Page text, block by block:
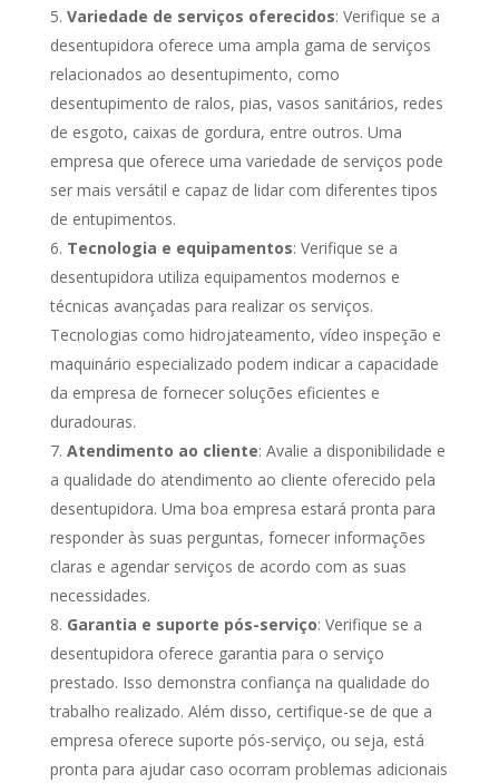
Variedade de serviços oferecidos: Verifique se a
desentupidora oferece uma ampla gama de serviços
relacionados ao desentupimento, como
desentupimento de ralos, pias, vasos sanitários, redes
de esgoto, caixas de gordura, entre outros. Uma
empresa que oferece uma variedade de serviços pode
ser mais versátil e capaz de lidar com diferentes tipos
de entupimentos.
Tecnologia e equipamentos: Verifique se a
desentupidora utiliza equipamentos modernos e
técnicas avançadas para realizar os serviços.
Tecnologias como hidrojateamento, vídeo inspeção e
maquinário especializado podem indicar a capacidade
da empresa de fornecer soluções eficientes e
duradouras.
Atendimento ao cliente: Avalie a disponibilidade e
a qualidade do atendimento ao cliente oferecido pela
desentupidora. Uma boa empresa estará pronta para
responder às suas perguntas, fornecer informações
claras e agendar serviços de acordo com as suas
necessidades.
Garantia e suporte pós-serviço: Verifique se a
desentupidora oferece garantia para o serviço
prestado. Isso demonstra confiança na qualidade do
trabalho realizado. Além disso, certifique-se de que a
empresa oferece suporte pós-serviço, ou seja, está
pronta para ajudar caso ocorram problemas adicionais